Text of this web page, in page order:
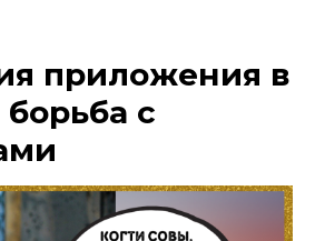
приложения в
с